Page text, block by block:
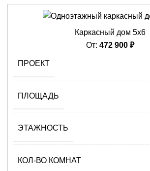
Каркасный дом 5х6
От: 472 900 ₽
ПРОЕКТ
ПЛОЩАДЬ
ЭТАЖНОСТЬ
КОЛ-ВО КОМНАТ